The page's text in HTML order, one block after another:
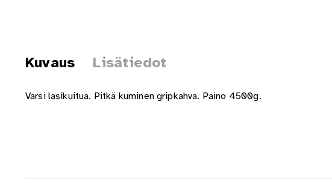
Kuvaus Lisätiedot
Varsi lasikuitua. Pitkä kuminen gripkahva. Paino 4500g.